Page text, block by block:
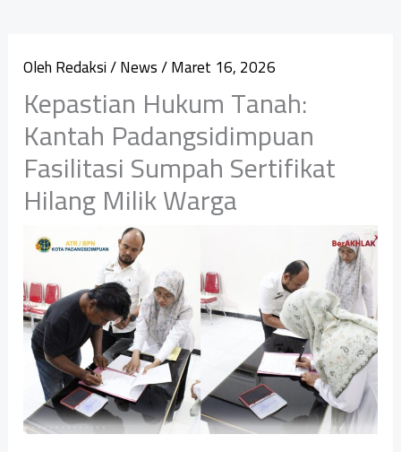
OlehRedaksi/News/Maret 16, 2026
Kepastian Hukum Tanah:
Kantah Padangsidimpuan
Fasilitasi Sumpah Sertifikat
Hilang Milik Warga